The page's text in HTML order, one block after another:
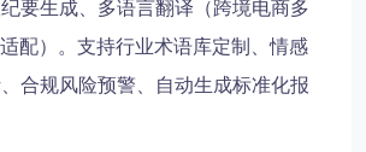
要生成、多语言翻译（跨境电商多
配）。支持行业术语库定制、情感
合规风险预警、自动生成标准化报